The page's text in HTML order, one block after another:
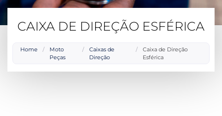
CAIXA DE DIREÇÃO ESFÉRICA
Home /
Moto
Peças
/
Caixas de
Direção
/
Caixa de Direção
Esférica